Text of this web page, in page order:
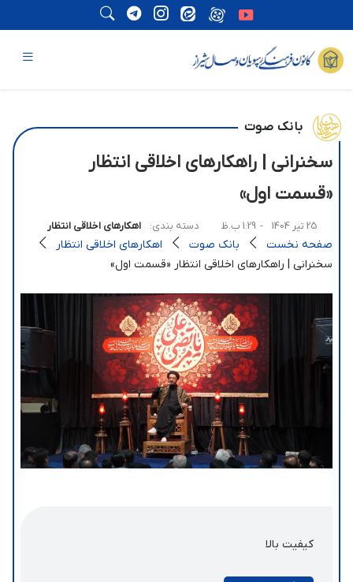
بانک صوت
سخنرانی | راهکارهای اخلاقی انتظار
«قسمت اول»
25 تیر 1404 - 1:29 ب.ظ دسته بندی: اهکارهای اخلاقی انتظار
صفحه نخست بانک صوت
اهکارهای اخلاقی انتظار
سخنرانی | راهکارهای اخلاقی انتظار «قسمت اول»
کیفیت بالا